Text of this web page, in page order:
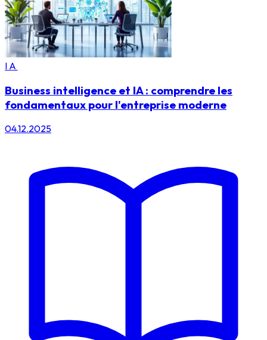
IA
Business intelligence et IA : comprendre les
fondamentaux pour l'entreprise moderne
04.12.2025